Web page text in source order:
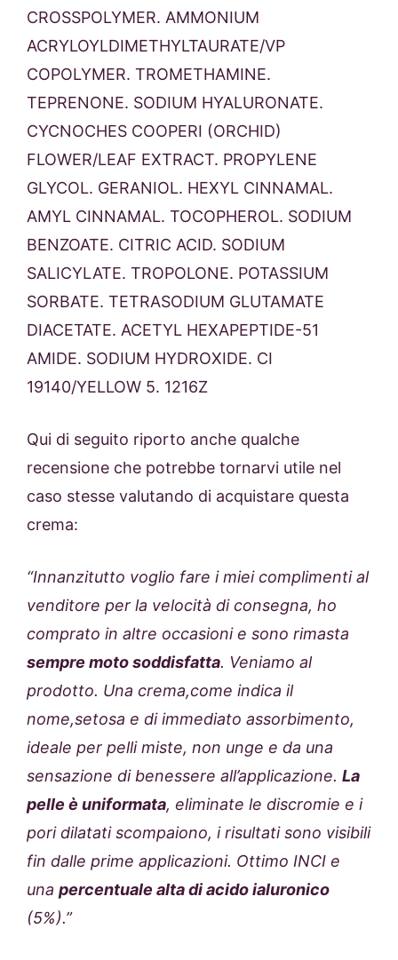
CROSSPOLYMER. AMMONIUM
ACRYLOYLDIMETHYLTAURATE/VP
COPOLYMER. TROMETHAMINE.
TEPRENONE. SODIUM HYALURONATE.
CYCNOCHES COOPERI (ORCHID)
FLOWER/LEAF EXTRACT. PROPYLENE
GLYCOL. GERANIOL. HEXYL CINNAMAL.
AMYL CINNAMAL. TOCOPHEROL. SODIUM
BENZOATE. CITRIC ACID. SODIUM
SALICYLATE. TROPOLONE. POTASSIUM
SORBATE. TETRASODIUM GLUTAMATE
DIACETATE. ACETYL HEXAPEPTIDE-51
AMIDE. SODIUM HYDROXIDE. CI
19140/YELLOW 5. 1216Z
Qui di seguito riporto anche qualche
recensione che potrebbe tornarvi utile nel
caso stesse valutando di acquistare questa
crema:
“Innanzitutto voglio fare i miei complimenti al
venditore per la velocità di consegna, ho
comprato in altre occasioni e sono rimasta
sempre moto soddisfatta. Veniamo al
prodotto. Una crema,come indica il
nome,setosa e di immediato assorbimento,
ideale per pelli miste, non unge e da una
sensazione di benessere all’applicazione. La
pelle è uniformata, eliminate le discromie e i
pori dilatati scompaiono, i risultati sono visibili
fin dalle prime applicazioni. Ottimo INCI e
una percentuale alta di acido ialuronico
(5%).”